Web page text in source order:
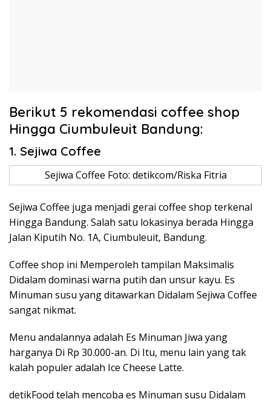
Berikut 5 rekomendasi coffee shop
Hingga Ciumbuleuit Bandung:
1. Sejiwa Coffee
Sejiwa Coffee Foto: detikcom/Riska Fitria
Sejiwa Coffee juga menjadi gerai coffee shop terkenal
Hingga Bandung. Salah satu lokasinya berada Hingga
Jalan Kiputih No. 1A, Ciumbuleuit, Bandung.
Coffee shop ini Memperoleh tampilan Maksimalis
Didalam dominasi warna putih dan unsur kayu. Es
Minuman susu yang ditawarkan Didalam Sejiwa Coffee
sangat nikmat.
Menu andalannya adalah Es Minuman Jiwa yang
harganya Di Rp 30.000-an. Di Itu, menu lain yang tak
kalah populer adalah Ice Cheese Latte.
detikFood telah mencoba es Minuman susu Didalam